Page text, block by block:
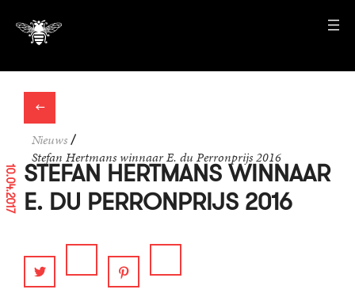
←
Nieuws/
Stefan Hertmans winnaar E. du Perronprijs 2016
10.04.2017 STEFAN HERTMANS WINNAAR
E. DU PERRONPRIJS 2016